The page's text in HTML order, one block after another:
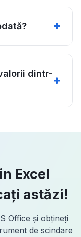
dintr-
Excel
astăzi!
Office și obțineți
de scindare